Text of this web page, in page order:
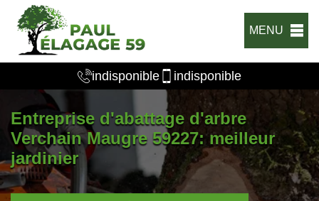
MENU
indisponible indisponible
Entreprise d'abattage d'arbre
Verchain Maugre 59227: meilleur
jardinier